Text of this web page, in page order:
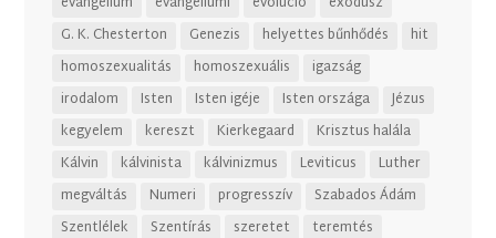
G. K. Chesterton
Genezis helyettes bűnhődés
hit
homoszexualitás
homoszexuális
igazság
irodalom
Isten Isten igéje Isten országa
Jézus
kegyelem
kereszt Kierkegaard
Krisztus halála
Kálvin
kálvinista kálvinizmus Leviticus
Luther
megváltás
Numeri progresszív
Szabados Ádám
Szentlélek
Szentírás szeretet teremtés